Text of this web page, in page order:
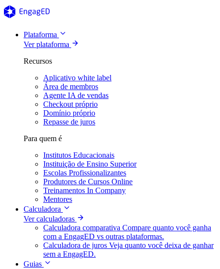
Plataforma
Ver plataforma
Recursos
Aplicativo white label
Área de membros
Agente IA de vendas
Checkout próprio
Domínio próprio
Repasse de juros
Para quem é
Institutos Educacionais
Instituição de Ensino Superior
Escolas Profissionalizantes
Produtores de Cursos Online
Treinamentos In Company
Mentores
Calculadora
Ver calculadoras
Calculadora comparativa Compare quanto você ganha
com a EngagED vs outras plataformas.
Calculadora de juros Veja quanto você deixa de ganhar
sem a EngagED.
Guias